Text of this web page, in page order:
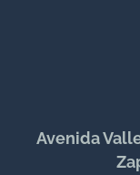
Avenida